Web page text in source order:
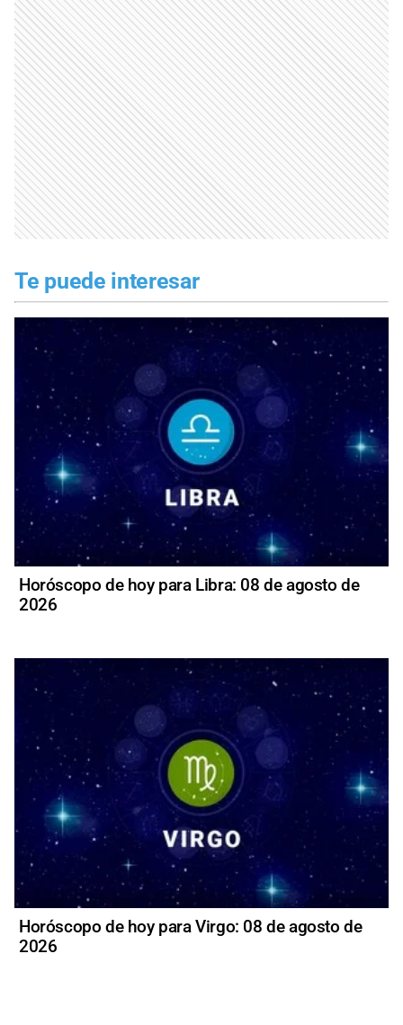
Te puede interesar
Horóscopo de hoy para Libra: 08 de agosto de
2026
Horóscopo de hoy para Virgo: 08 de agosto de
2026